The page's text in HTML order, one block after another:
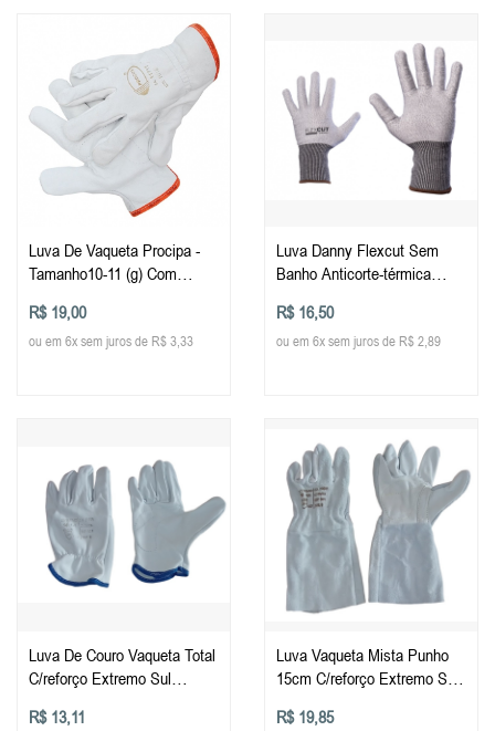
Luva De Vaqueta Procipa -
Tamanho10-11 (g) Com
R$ 19,00
ou em 6x sem juros de R$ 3,33
Luva Danny Flexcut Sem
Banho Anticorte-térmica
R$ 16,50
ou em 6x sem juros de R$ 2,89
Luva De Couro Vaqueta Total
C/reforço Extremo Sul
R$ 13,11
Luva Vaqueta Mista Punho
15cm C/reforço Extremo Sul
R$ 19,85